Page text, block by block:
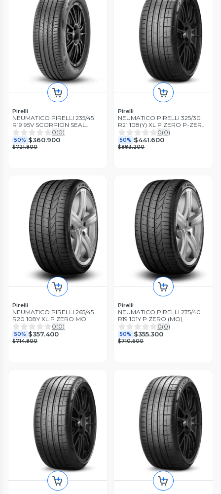
Pirelli
NEUMATICO PIRELLI 235/45
R19 95V SCORPION SEAL
INSIDE
0(0)
50% $360.900
$721.800
Pirelli
NEUMATICO PIRELLI 325/30
R21 108(Y) XL P ZERO P-ZERO
PZ4 ND0
0(0)
50% $441.600
$883.200
Pirelli
NEUMATICO PIRELLI 265/45
R20 108Y XL P ZERO MO
0(0)
50% $357.400
$714.800
Pirelli
NEUMATICO PIRELLI 275/40
R19 101Y P ZERO (MO)
0(0)
50% $355.300
$710.600